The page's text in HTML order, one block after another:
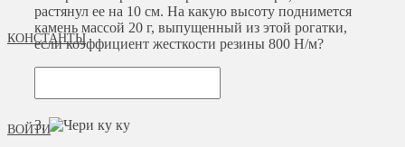
КОНСТАНТЫ
ВОЙТИ
растянул ее на 10 см. На какую высоту поднимется
камень массой 20 г, выпущенный из этой рогатки,
если коэффициент жесткости резины 800 Н/м?
3.